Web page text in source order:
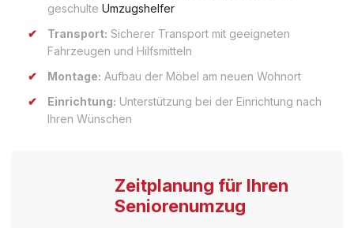
geschulte Umzugshelfer
Transport: Sicherer Transport mit geeigneten
Fahrzeugen und Hilfsmitteln
Montage: Aufbau der Möbel am neuen Wohnort
Einrichtung: Unterstützung bei der Einrichtung nach
Ihren Wünschen
Zeitplanung für Ihren
Seniorenumzug